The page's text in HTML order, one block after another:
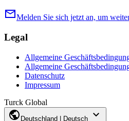
mailMelden Sie sich jetzt an, um
Legal
Allgemeine
Allgemeine
Datenschutz
Impressum
Turck Global
public Deutschland | Deutsch expand_more